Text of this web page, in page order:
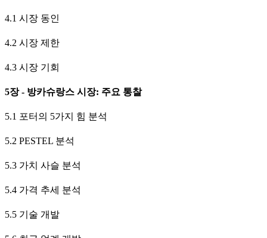
4.1 시장 동인
4.2 시장 제한
4.3 시장 기회
5장 - 방카슈랑스 시장: 주요 통찰
5.1 포터의 5가지 힘 분석
5.2 PESTEL 분석
5.3 가치 사슬 분석
5.4 가격 추세 분석
5.5 기술 개발